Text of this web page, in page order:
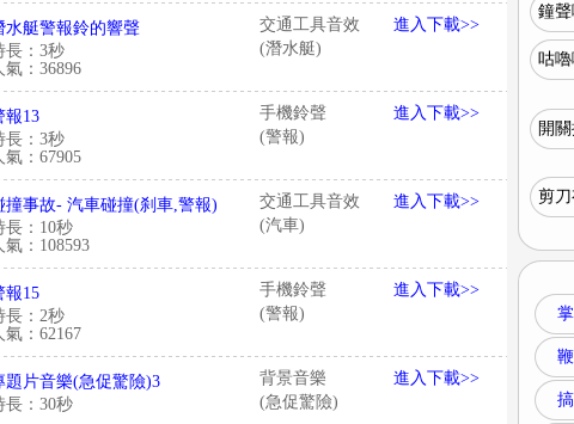
水艇警報鈴的響聲
長：3秒
氣：36896
交通工具音效
(潛水艇)
進入下載>>
報13
長：3秒
氣：67905
手機鈴聲
(警報)
進入下載>>
撞事故- 汽車碰撞(刹車,警報)
長：10秒
氣：108593
交通工具音效
(汽車)
進入下載>>
報15
長：2秒
氣：62167
手機鈴聲
(警報)
進入下載>>
題片音樂(急促驚險)3
長：30秒
背景音樂
(急促驚險)
進入下載>>
鐘
咕
開
剪